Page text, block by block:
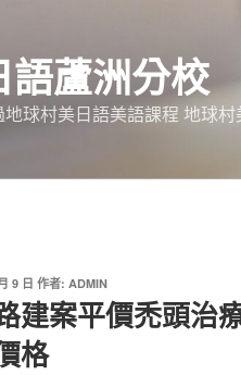
語蘆洲分校
地球村美日語美語課程 地球
9 日 作者: ADMIN
建案平價禿頭治
格